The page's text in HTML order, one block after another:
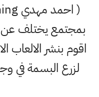
بمجتمع يختلف عن
اقوم بنشر الالعاب
لزرع البسمة في